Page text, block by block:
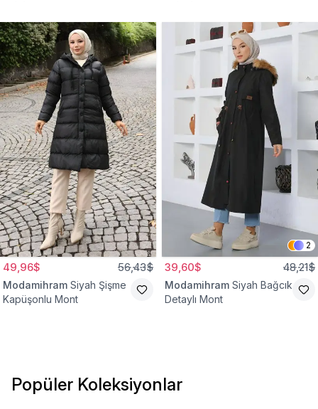
49,96$ 56,43$
Modamihram Siyah Şişme
Kapüşonlu Mont
2
39,60$ 48,21$
Modamihram Siyah Bağcık
Detaylı Mont
Popüler Koleksiyonlar